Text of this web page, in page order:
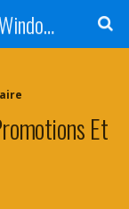
Windows 11 - Windows 10 - Windows 8 - Windows 7 - VISTA
Et